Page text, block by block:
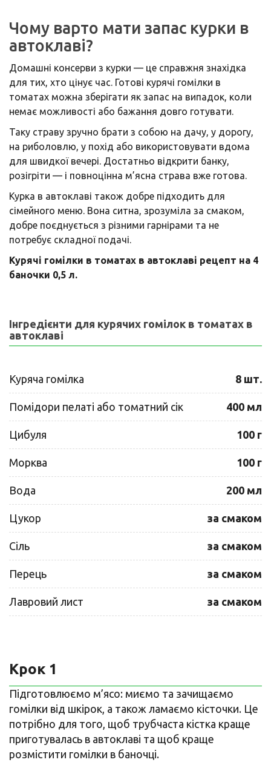
Чому варто мати запас курки в
автоклаві?
Домашні консерви з курки — це справжня знахідка
для тих, хто цінує час. Готові курячі гомілки в
томатах можна зберігати як запас на випадок, коли
немає можливості або бажання довго готувати.
Таку страву зручно брати з собою на дачу, у дорогу,
на риболовлю, у похід або використовувати вдома
для швидкої вечері. Достатньо відкрити банку,
розігріти — і повноцінна м’ясна страва вже готова.
Курка в автоклаві також добре підходить для
сімейного меню. Вона ситна, зрозуміла за смаком,
добре поєднується з різними гарнірами та не
потребує складної подачі.
Курячі гомілки в томатах в автоклаві рецепт на 4
баночки 0,5 л.
Інгредієнти для курячих гомілок в томатах в
автоклаві
Куряча гомілка 8 шт.
Помідори пелаті або томатний сік 400 мл
Цибуля 100 г
Морква 100 г
Вода 200 мл
Цукор за смаком
Сіль за смаком
Перець за смаком
Лавровий лист за смаком
Крок 1
Підготовлюємо м’ясо: миємо та зачищаємо
гомілки від шкірок, а також ламаємо кісточки. Це
потрібно для того, щоб трубчаста кістка краще
приготувалась в автоклаві та щоб краще
розмістити гомілки в баночці.